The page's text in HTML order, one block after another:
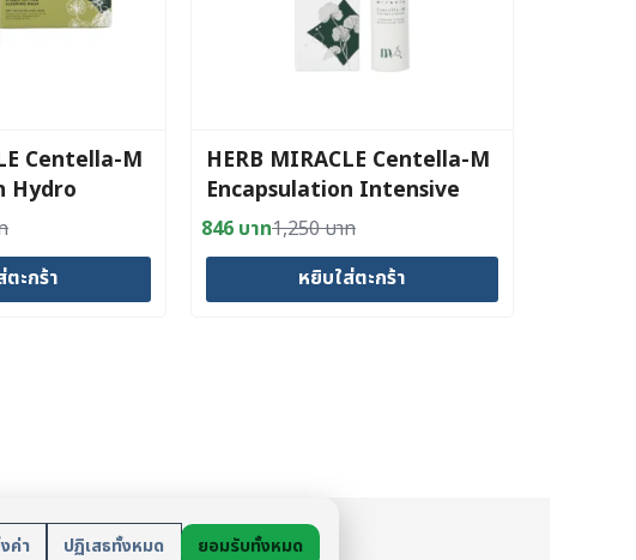
Centella-M
Hydro
Mask (50
ะกร้า
HERB MIRACLE Centella-M
Encapsulation Intensive
Firming Moisturizing Serum
(30 ml)
1,250บาท
Original
price
was:
846 บาท
Current
price
is:
หยิบใส่ตะกร้า
ค่า ปฏิเสธทั้งหมด ยอมรับทั้งหมด
นโยบาย